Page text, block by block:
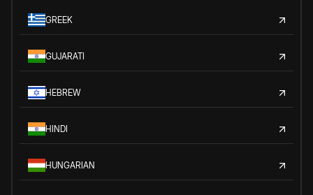
GREEK
GUJARATI
HEBREW
HINDI
HUNGARIAN